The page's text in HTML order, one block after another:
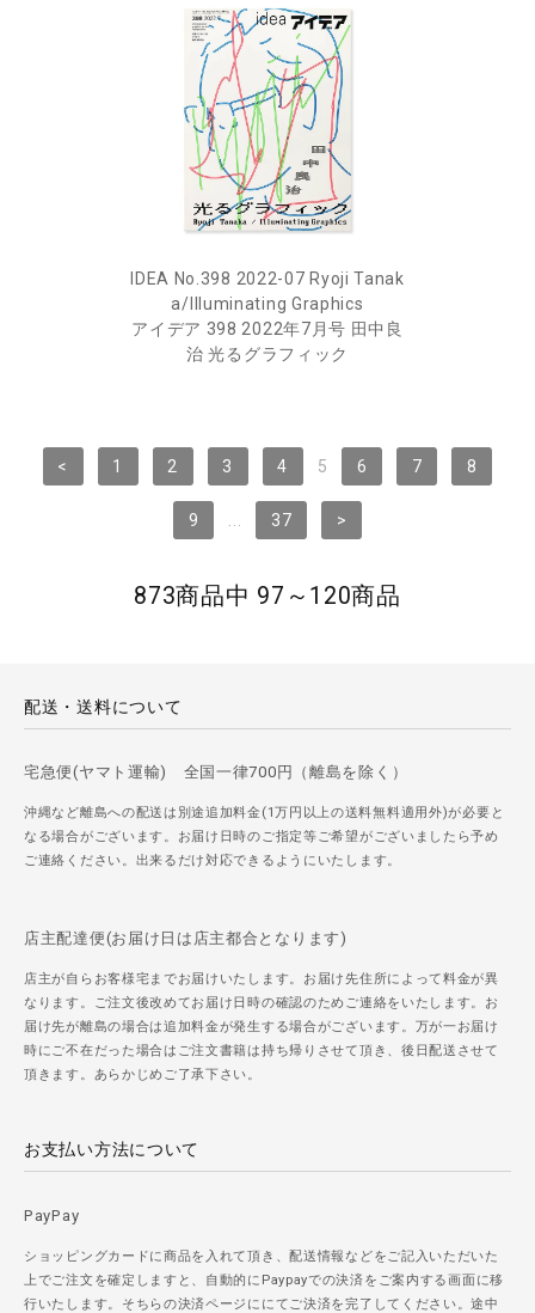
IDEA No.398 2022-07 Ryoji Tanak
a/Illuminating Graphics
アイデア 398 2022年7月号 田中良
治 光るグラフィック
< 1 2 3 4 5 6 7 8
9 37 >
873商品中 97～120商品
配送・送料について
宅急便(ヤマト運輸) 全国一律700円（離島を除く）
沖縄など離島への配送は別途追加料金(1万円以上の送料無料適用外)が必要と
なる場合がございます。お届け日時のご指定等ご希望がございましたら予め
ご連絡ください。出来るだけ対応できるようにいたします。
店主配達便(お届け日は店主都合となります)
店主が自らお客様宅までお届けいたします。お届け先住所によって料金が異
なります。ご注文後改めてお届け日時の確認のためご連絡をいたします。お
届け先が離島の場合は追加料金が発生する場合がございます。万が一お届け
時にご不在だった場合はご注文書籍は持ち帰りさせて頂き、後日配送させて
頂きます。あらかじめご了承下さい。
お支払い方法について
PayPay
ショッピングカードに商品を入れて頂き、配送情報などをご記入いただいた
上でご注文を確定しますと、自動的にPaypayでの決済をご案内する画面に移
行いたします。そちらの決済ページににてご決済を完了してください。途中